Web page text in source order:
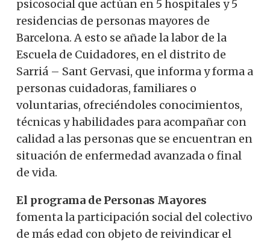
psicosocial que actúan en 5 hospitales y 5
residencias de personas mayores de
Barcelona. A esto se añade la labor de la
Escuela de Cuidadores, en el distrito de
Sarriá – Sant Gervasi, que informa y forma a
personas cuidadoras, familiares o
voluntarias, ofreciéndoles conocimientos,
técnicas y habilidades para acompañar con
calidad a las personas que se encuentran en
situación de enfermedad avanzada o final
de vida.
El programa de Personas Mayores
fomenta la participación social del colectivo
de más edad con objeto de reivindicar el